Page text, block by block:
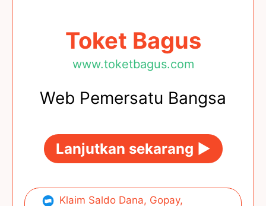
Toket Bagus
www.toketbagus.com
Web Pemersatu Bangsa
Lanjutkan sekarang ►
Klaim Saldo Dana, Gopay,